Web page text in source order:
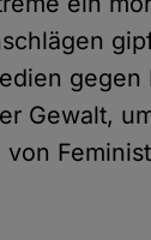
gegen
Gewalt,